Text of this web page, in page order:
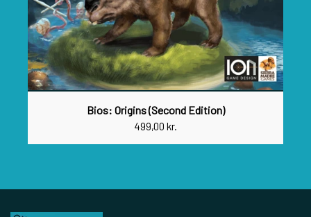
Bios: Origins (Second Edition)
499,00 kr.